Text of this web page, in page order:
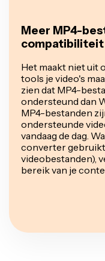
Meer MP4-
compatibiliteit
Het maakt niet uit
tools je video's
zien dat MP4-
ondersteund dan
MP4-bestanden
ondersteunde
vandaag de dag.
converter
videobestanden),
bereik van je